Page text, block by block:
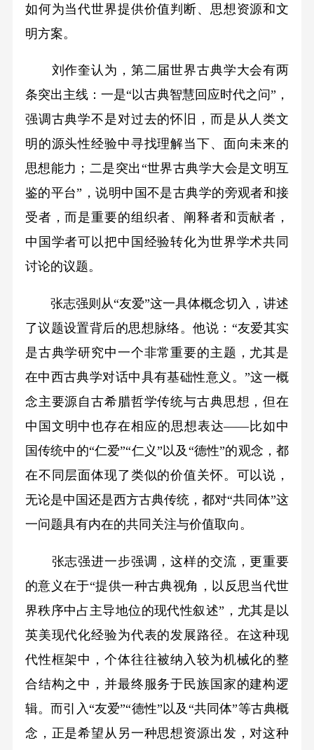
如何为当代世界提供价值判断、思想资源和文
明方案。
刘作奎认为，第二届世界古典学大会有两
条突出主线：一是“以古典智慧回应时代之问”，
强调古典学不是对过去的怀旧，而是从人类文
明的源头性经验中寻找理解当下、面向未来的
思想能力；二是突出“世界古典学大会是文明互
鉴的平台”，说明中国不是古典学的旁观者和接
受者，而是重要的组织者、阐释者和贡献者，
中国学者可以把中国经验转化为世界学术共同
讨论的议题。
张志强则从“友爱”这一具体概念切入，讲述
了议题设置背后的思想脉络。他说：“友爱其实
是古典学研究中一个非常重要的主题，尤其是
在中西古典学对话中具有基础性意义。”这一概
念主要源自古希腊哲学传统与古典思想，但在
中国文明中也存在相应的思想表达——比如中
国传统中的“仁爱”“仁义”以及“德性”的观念，都
在不同层面体现了类似的价值关怀。可以说，
无论是中国还是西方古典传统，都对“共同体”这
一问题具有内在的共同关注与价值取向。
张志强进一步强调，这样的交流，更重要
的意义在于“提供一种古典视角，以反思当代世
界秩序中占主导地位的现代性叙述”，尤其是以
英美现代化经验为代表的发展路径。在这种现
代性框架中，个体往往被纳入较为机械化的整
合结构之中，并最终服务于民族国家的建构逻
辑。而引入“友爱”“德性”以及“共同体”等古典概
念，正是希望从另一种思想资源出发，对这种